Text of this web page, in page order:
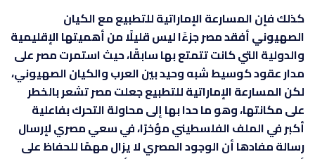
كذلك فإن المسارعة الإماراتية للتطبيع مع الكيان
الصهيوني أفقد مصر جزءًا ليس قليلًا من أهميتها الإقليمية
والدولية التي كانت تتمتع بها سابقًا، حيث استمرت مصر على
مدار عقود كوسيط شبه وحيد بين العرب والكيان الصهيوني،
لكن المسارعة الإماراتية للتطبيع جعلت مصر تشعر بالخطر
على مكانتها، وهو ما حدا بها إلى محاولة التحرك بفاعلية
أكبر في الملف الفلسطيني مؤخرًا، في سعي مصري لإرسال
رسالة مفادها أن الوجود المصري لا يزال مهمًا للحفاظ على